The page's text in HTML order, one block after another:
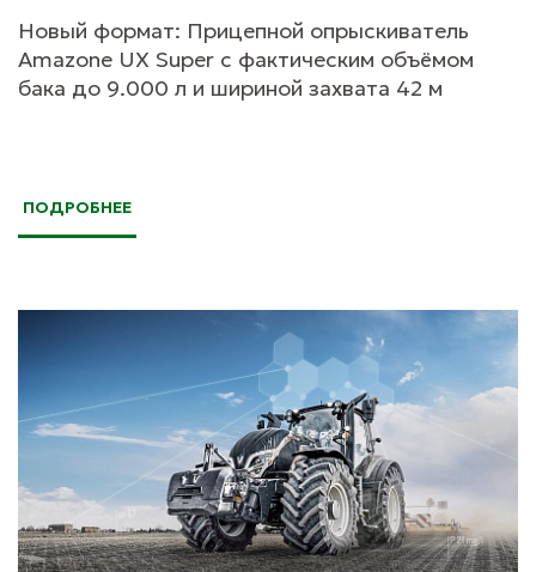
Новый формат: Прицепной опрыскиватель
Amazone UX Super с фактическим объёмом
бака до 9.000 л и шириной захвата 42 м
ПОДРОБНЕЕ